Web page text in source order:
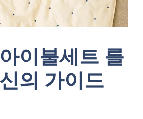
이불세트 를
의 가이드